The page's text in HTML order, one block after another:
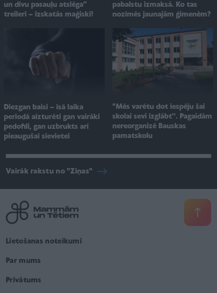
un divu pasauļu atslēga”
treileri – izskatās maģiski!
pabalstu izmaksā. Ko tas
nozīmēs jaunajām ģimenēm?
Diezgan baisi – īsā laika
periodā aizturēti gan vairāki
pedofili, gan uzbrukts arī
pieaugušai sievietei
"Mēs varētu dot iespēju šai
skolai sevi izglābt''. Pagaidām
nereorganizē Bauskas
pamatskolu
Vairāk rakstu no "Ziņas"
Lietošanas noteikumi
Par mums
Privātums